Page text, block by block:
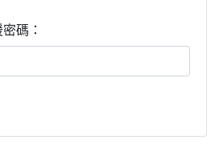
碼：